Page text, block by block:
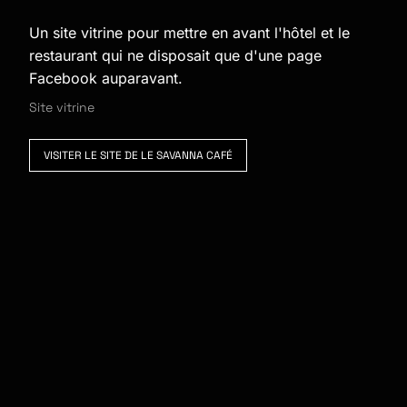
Un site vitrine pour mettre en avant l'hôtel et le
restaurant qui ne disposait que d'une page
Facebook auparavant.
Site vitrine
VISITER LE SITE DE LE SAVANNA CAFÉ